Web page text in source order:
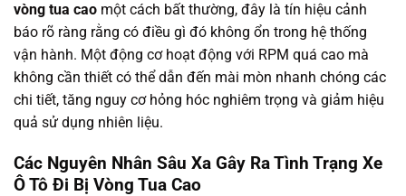
vòng tua cao một cách bất thường, đây là tín hiệu cảnh
báo rõ ràng rằng có điều gì đó không ổn trong hệ thống
vận hành. Một động cơ hoạt động với RPM quá cao mà
không cần thiết có thể dẫn đến mài mòn nhanh chóng các
chi tiết, tăng nguy cơ hỏng hóc nghiêm trọng và giảm hiệu
quả sử dụng nhiên liệu.
Các Nguyên Nhân Sâu Xa Gây Ra Tình Trạng Xe
Ô Tô Đi Bị Vòng Tua Cao